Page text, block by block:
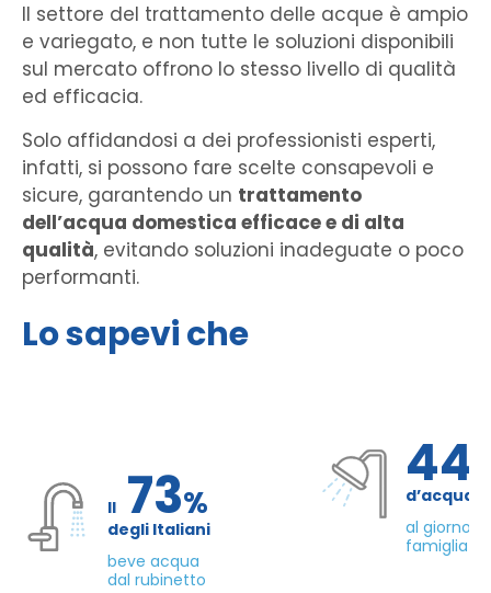
Il settore del trattamento delle acque è ampio
e variegato, e non tutte le soluzioni disponibili
sul mercato offrono lo stesso livello di qualità
ed efficacia.
Solo affidandosi a dei professionisti esperti,
infatti, si possono fare scelte consapevoli e
sicure, garantendo un trattamento
dell’acqua domestica efficace e di alta
qualità, evitando soluzioni inadeguate o poco
performanti.
Lo sapevi che
Il 73%
degli Italiani
beve acqua
dal rubinetto
d’acqua
al giorno
famiglia di